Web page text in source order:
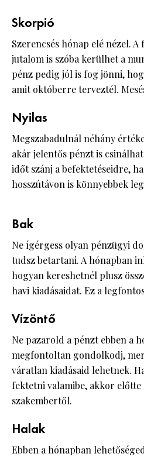
Skorpió
Szerencsés hónap elé nézel. A
jutalom is szóba kerülhet a
pénz pedig jól is fog jönni,
amit októberre terveztél.
Nyilas
Megszabadulnál néhány
akár jelentős pénzt is
időt szánj a befektetéseidre,
hosszútávon is könnyebbek
Bak
Ne ígérgess olyan pénzügyi
tudsz betartani. A hónapban
hogyan kereshetnél plusz
havi kiadásaidat. Ez a
Vízöntő
Ne pazarold a pénzt ebben a
megfontoltan gondolkodj,
váratlan kiadásaid lehetnek.
fektetni valamibe, akkor
szakembertől.
Halak
Ebben a hónapban